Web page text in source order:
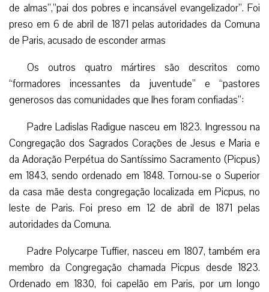
de almas”,”pai dos pobres e incansável evangelizador”. Foi
preso em 6 de abril de 1871 pelas autoridades da Comuna
de Paris, acusado de esconder armas
Os outros quatro mártires são descritos como
“formadores incessantes da juventude” e “pastores
generosos das comunidades que lhes foram confiadas”:
Padre Ladislas Radigue nasceu em 1823. Ingressou na
Congregação dos Sagrados Corações de Jesus e Maria e
da Adoração Perpétua do Santíssimo Sacramento (Picpus)
em 1843, sendo ordenado em 1848. Tornou-se o Superior
da casa mãe desta congregação localizada em Picpus, no
leste de Paris. Foi preso em 12 de abril de 1871 pelas
autoridades da Comuna.
Padre Polycarpe Tuffier, nasceu em 1807, também era
membro da Congregação chamada Picpus desde 1823.
Ordenado em 1830, foi capelão em Paris, por um longo